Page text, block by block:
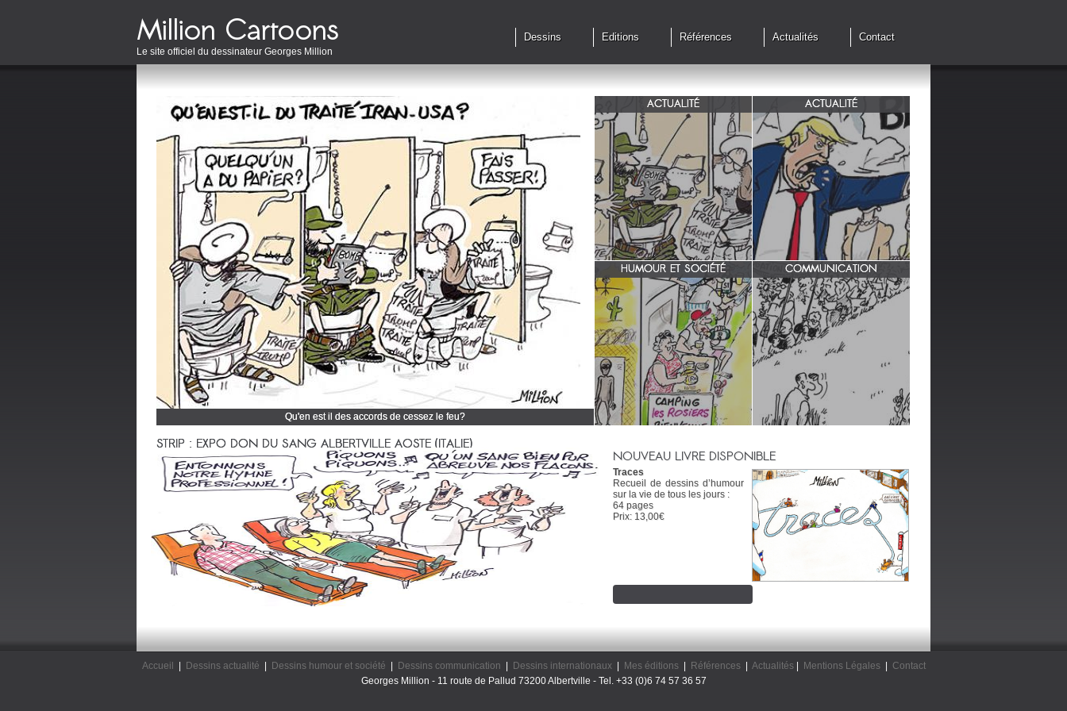
Le site officiel du dessinateur Georges Million
Dessins Editions Références Actualités Contact
Qu'en est il des accords de cessez le feu?
Cliquez et découvrez tous mes dessins d'actualité
ACTUALITÉ
Qu'en est il des accords de cessez
le feu?
ACTUALITÉ
G7 à Evian, Trump, une fois de
plus ,s'en prend aux européens.
HUMOUR ET SOCIÉTÉ
zone 51
COMMUNICATION
INRA/ Rotation des terres.
STRIP : EXPO DON DU SANG ALBERTVILLE AOSTE (ITALIE)
NOUVEAU LIVRE DISPONIBLE
Traces
Recueil de dessins d’humour
sur la vie de tous les jours :
64 pages
Prix: 13,00€
Accueil Dessins actualité Dessins humour et société Dessins communication Dessins internationaux| Mes éditions| Références| Actualités| Mentions Légales|
Contact
Georges Million - 11 route de Pallud 73200 Albertville - Tel. +33 (0)6 74 57 36 57